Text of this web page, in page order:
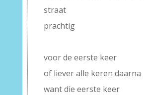
straat
prachtig
voor de eerste keer
of liever alle keren daarna
want die eerste keer